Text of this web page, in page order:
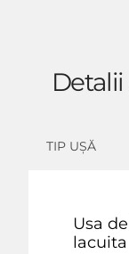
TIP UȘĂ
Usa
lacuita